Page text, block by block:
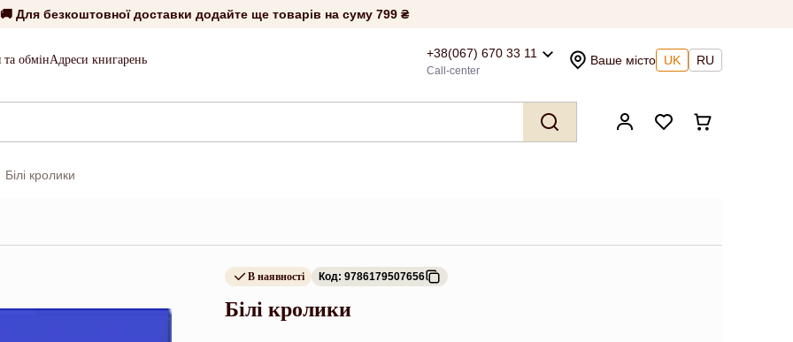
🚚 Для безкоштовної доставки додайте ще товарів на суму 799 ₴
обмінАдреси книгарень +38(067) 670 33 11
Call-center
Ваше місто UK RU
Білі кролики
В наявності Код: 9786179507656
Білі кролики